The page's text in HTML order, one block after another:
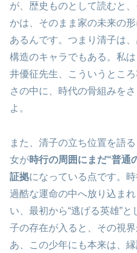
が、歴史ものとして読むと
かは、そのまま家の未来の
あるんです。つまり清子は
構造のキャラでもある。私
井優征先生、こういうとこ
さの中に、時代の骨組みを
よ。
また、清子の立ち位置を語
女が時行の周囲にまだ“普通
証拠になっている点です。
過酷な運命の中へ放り込ま
い、最初から“逃げる英雄”
子の存在が入ると、その視
あ、この少年にも本来は、